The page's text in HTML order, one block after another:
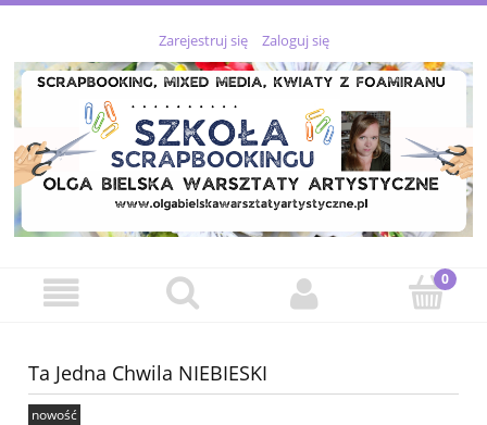
Zarejestruj się Zaloguj się
Ta Jedna Chwila NIEBIESKI
nowość